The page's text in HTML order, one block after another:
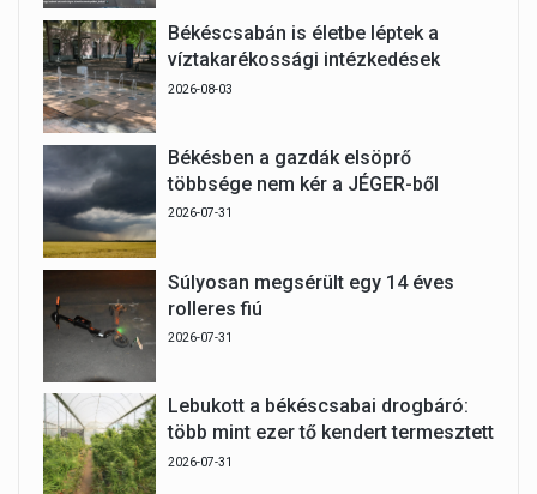
Békéscsabán is életbe léptek a
víztakarékossági intézkedések
2026-08-03
Békésben a gazdák elsöprő
többsége nem kér a JÉGER-ből
2026-07-31
Súlyosan megsérült egy 14 éves
rolleres fiú
2026-07-31
Lebukott a békéscsabai drogbáró:
több mint ezer tő kendert termesztett
2026-07-31